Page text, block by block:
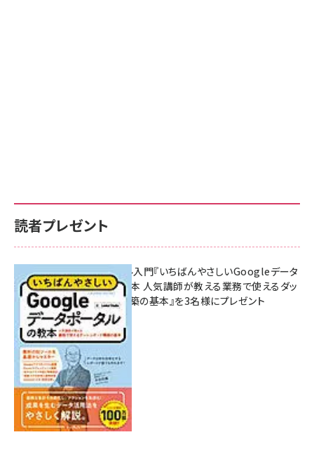
読者プレゼント
無料BIツール入門『いちばんやさしいGoogleデータ
ポータルの教本 人気講師が教える業務で使えるダッ
シュボード構築の基本』を3名様にプレゼント
7月31日 10:00